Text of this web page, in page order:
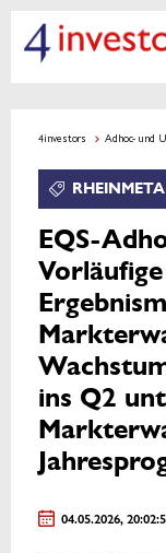
4investors Adhoc- und
EQS-
ins Q2
04.05.2026,